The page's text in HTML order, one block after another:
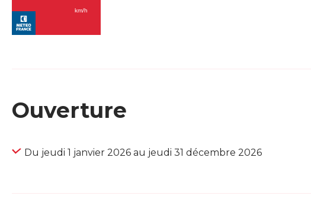
Ouverture
Du jeudi 1 janvier 2026 au jeudi 31 décembre 2026